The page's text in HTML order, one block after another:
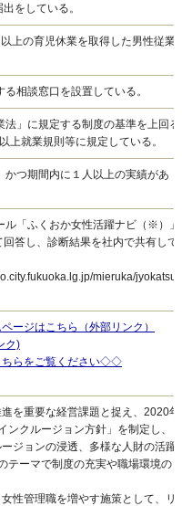
をしている。
上の育児休業を取得した男性従業
相談窓口を設置している。
」に規定する制度の基準を上回る
上就業規則等に規定している。
かつ期間内に１人以上の実績があ
ル「ふくおか女性活躍ナビ（※）」
答し、診断結果を社内で共有して
mieruka/jyokatsu-
ージはこちら（外部リンク）
ク)
らをご覧ください◇◇
を重要な経営課題と捉え、2020年
ンクルージョン方針」を制定し、
ジョンの浸透、多様な人財の活躍
テーマで制度の充実や職場環境の
性管理職を増やす施策として、リ